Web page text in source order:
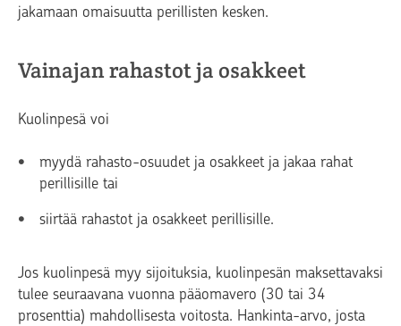
jakamaan omaisuutta perillisten kesken.
Vainajan rahastot ja osakkeet
Kuolinpesä voi
myydä rahasto-osuudet ja osakkeet ja jakaa rahat
perillisille tai
siirtää rahastot ja osakkeet perillisille.
Jos kuolinpesä myy sijoituksia, kuolinpesän maksettavaksi
tulee seuraavana vuonna pääomavero (30 tai 34
prosenttia) mahdollisesta voitosta. Hankinta-arvo, josta